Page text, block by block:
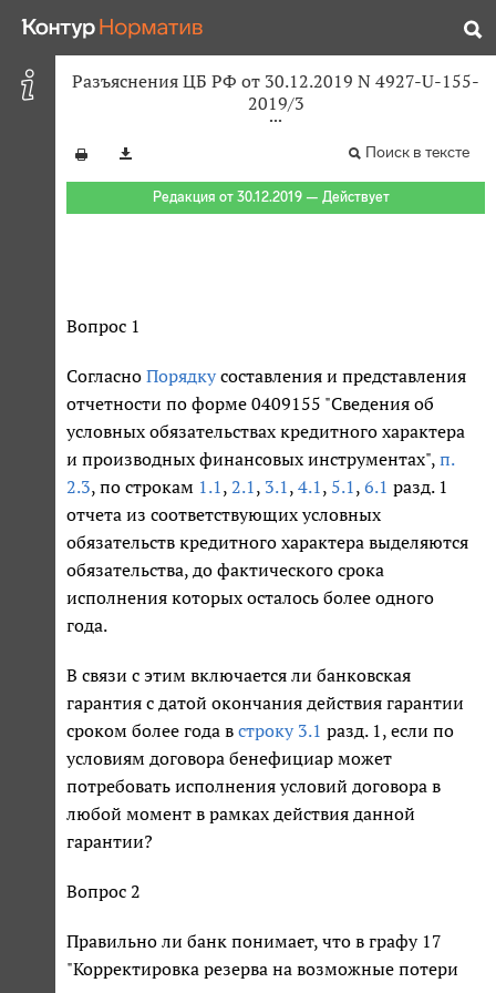
Разъяснения ЦБ РФ от 30.12.2019 N 4927-U-155-
2019/3
Поиск в тексте
Редакция от 30.12.2019 — Действует
Вопрос 1
Согласно Порядкусоставления и представления
отчетности по форме 0409155 "Сведения об
условных обязательствах кредитного характера
и производных финансовых инструментах", п.
2.3, по строкам 1.1, 2.1, 3.1, 4.1, 5.1, 6.1 разд. 1
отчета из соответствующих условных
обязательств кредитного характера выделяются
обязательства, до фактического срока
исполнения которых осталось более одного
года.
В связи с этим включается ли банковская
гарантия с датой окончания действия гарантии
сроком более года в строку 3.1 разд. 1, если по
условиям договора бенефициар может
потребовать исполнения условий договора в
любой момент в рамках действия данной
гарантии?
Вопрос 2
Правильно ли банк понимает, что в графу 17
"Корректировка резерва на возможные потери